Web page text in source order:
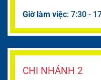
Giờ làm việc: 7:30 -
CHI NHÁNH 2